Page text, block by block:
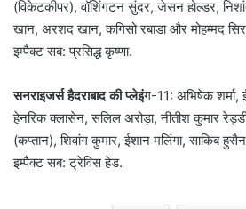
(विकेटकीपर), वॉशिंगटन सुंदर, जेसन होल्डर,
खान, अरशद खान, कगिसो रबाडा और मोहम्मद
इम्पैक्ट सब: प्रसिद्ध कृष्णा.
सनराइजर्स हैदराबाद की प्लेइंग-11: अभिषेक शर्मा,
हेनरिक क्लासेन, सलिल अरोड़ा, नीतीश कुमार
(कप्तान), शिवांग कुमार, ईशान मलिंगा, साकिब
इम्पैक्ट सब: ट्रेविस हेड.